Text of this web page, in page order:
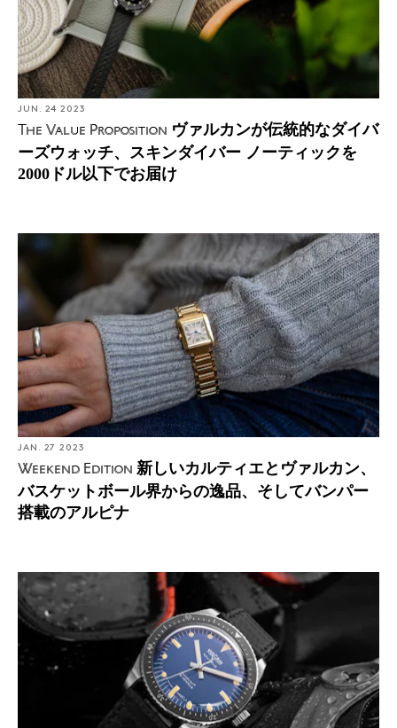
JUN. 24 2023
The Value Proposition ヴァルカンが伝統的なダイバ
ーズウォッチ、スキンダイバー ノーティックを
2000ドル以下でお届け
JAN. 27 2023
Weekend Edition 新しいカルティエとヴァルカン、
バスケットボール界からの逸品、そしてバンパー
搭載のアルピナ